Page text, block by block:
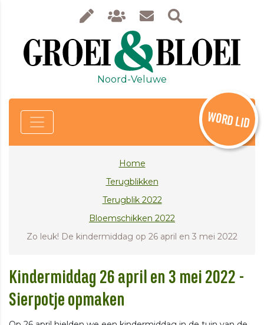
Noord-Veluwe
WORD LID
Home
Terugblikken
Terugblik 2022
Bloemschikken 2022
Zo leuk! De kindermiddag op 26 april en 3 mei 2022
Kindermiddag 26 april en 3 mei 2022 -
Sierpotje opmaken